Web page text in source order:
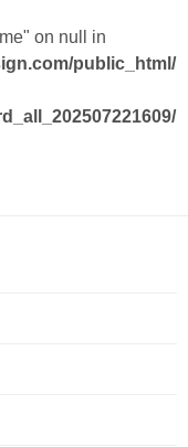
on null in
public_html/